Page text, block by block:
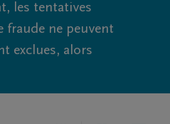
les tentatives
fraude ne peuvent
exclues, alors